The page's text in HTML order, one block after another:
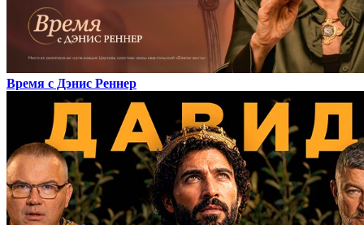
Время с Дэнис Реннер